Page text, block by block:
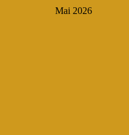
Mai 2026